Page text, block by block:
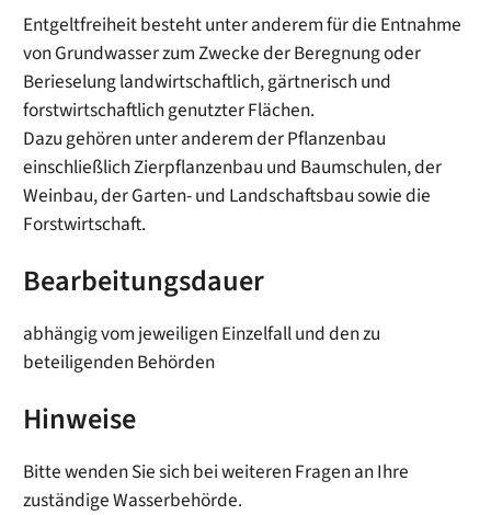
Entgeltfreiheit besteht unter anderem für die Entnahme
von Grundwasser zum Zwecke der Beregnung oder
Berieselung landwirtschaftlich, gärtnerisch und
forstwirtschaftlich genutzter Flächen.
Dazu gehören unter anderem der Pflanzenbau
einschließlich Zierpflanzenbau und Baumschulen, der
Weinbau, der Garten- und Landschaftsbau sowie die
Forstwirtschaft.
Bearbeitungsdauer
abhängig vom jeweiligen Einzelfall und den zu
beteiligenden Behörden
Hinweise
Bitte wenden Sie sich bei weiteren Fragen an Ihre
zuständige Wasserbehörde.